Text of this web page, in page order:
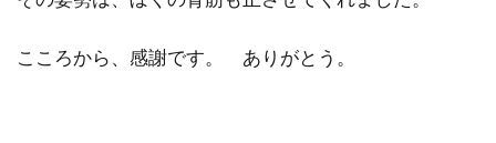
こころから、感謝です。 ありがとう。